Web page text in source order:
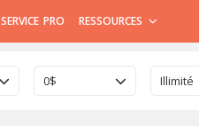
SERVICE PRO RESSOURCES
0$ Illimité